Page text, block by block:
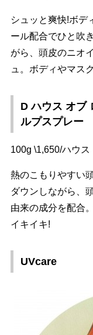
シュッと爽快!ボデ
ール配合でひと吹
がら、頭皮のニオ
ュ。ボディやマス
D ハウス オブ
ルプスプレー
100g \1,650/ハウ
熱のこもりやすい
ダウンしながら、
由来の成分を配合
イキイキ!
UVcare